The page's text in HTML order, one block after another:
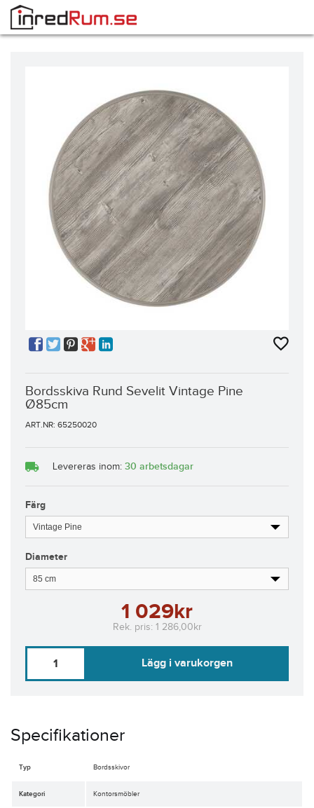
Bordsskiva Rund Sevelit Vintage Pine
Ø85cm
ART.NR: 65250020
Levereras inom: 30 arbetsdagar
Färg
Diameter
1 029kr
Rek. pris: 1 286,00kr
Lägg i varukorgen
Specifikationer
Typ Bordsskivor
Kategori Kontorsmöbler